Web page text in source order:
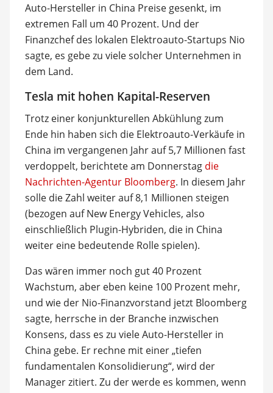
Auto-Hersteller in China Preise gesenkt, im
extremen Fall um 40 Prozent. Und der
Finanzchef des lokalen Elektroauto-Startups Nio
sagte, es gebe zu viele solcher Unternehmen in
dem Land.
Tesla mit hohen Kapital-Reserven
Trotz einer konjunkturellen Abkühlung zum
Ende hin haben sich die Elektroauto-Verkäufe in
China im vergangenen Jahr auf 5,7 Millionen fast
verdoppelt, berichtete am Donnerstag die
Nachrichten-Agentur Bloomberg. In diesem Jahr
solle die Zahl weiter auf 8,1 Millionen steigen
(bezogen auf New Energy Vehicles, also
einschließlich Plugin-Hybriden, die in China
weiter eine bedeutende Rolle spielen).
Das wären immer noch gut 40 Prozent
Wachstum, aber eben keine 100 Prozent mehr,
und wie der Nio-Finanzvorstand jetzt Bloomberg
sagte, herrsche in der Branche inzwischen
Konsens, dass es zu viele Auto-Hersteller in
China gebe. Er rechne mit einer „tiefen
fundamentalen Konsolidierung“, wird der
Manager zitiert. Zu der werde es kommen, wenn